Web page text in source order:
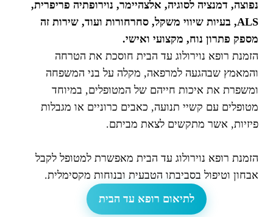
נפוצה, דמנציה לסוגיה, אלצהיימר, נוירופתיה פריפרית,
ALS, בעיות שיווי משקל, סחרחורות ועוד, שירות זה
מספק פתרון נוח, מקצועי ואישי.
הזמנת רופא נוירולוג עד הבית חוסכת את הטרחה
והמאמץ שבהגעה למרפאה, מקלה על בני המשפחה
ומשפרת את איכות חייהם של המטופלים, במיוחד
מטופלים עם קשיי תנועה, כאבים כרוניים או מגבלות
פיזיות, אשר מתקשים לצאת מביתם.
הזמנת רופא נוירולוג עד הבית מאפשרת למטופל לקבל
אבחון וטיפול בסביבתו הטבעית ובנוחות מקסימלית.
לתיאום רופא עד הבית